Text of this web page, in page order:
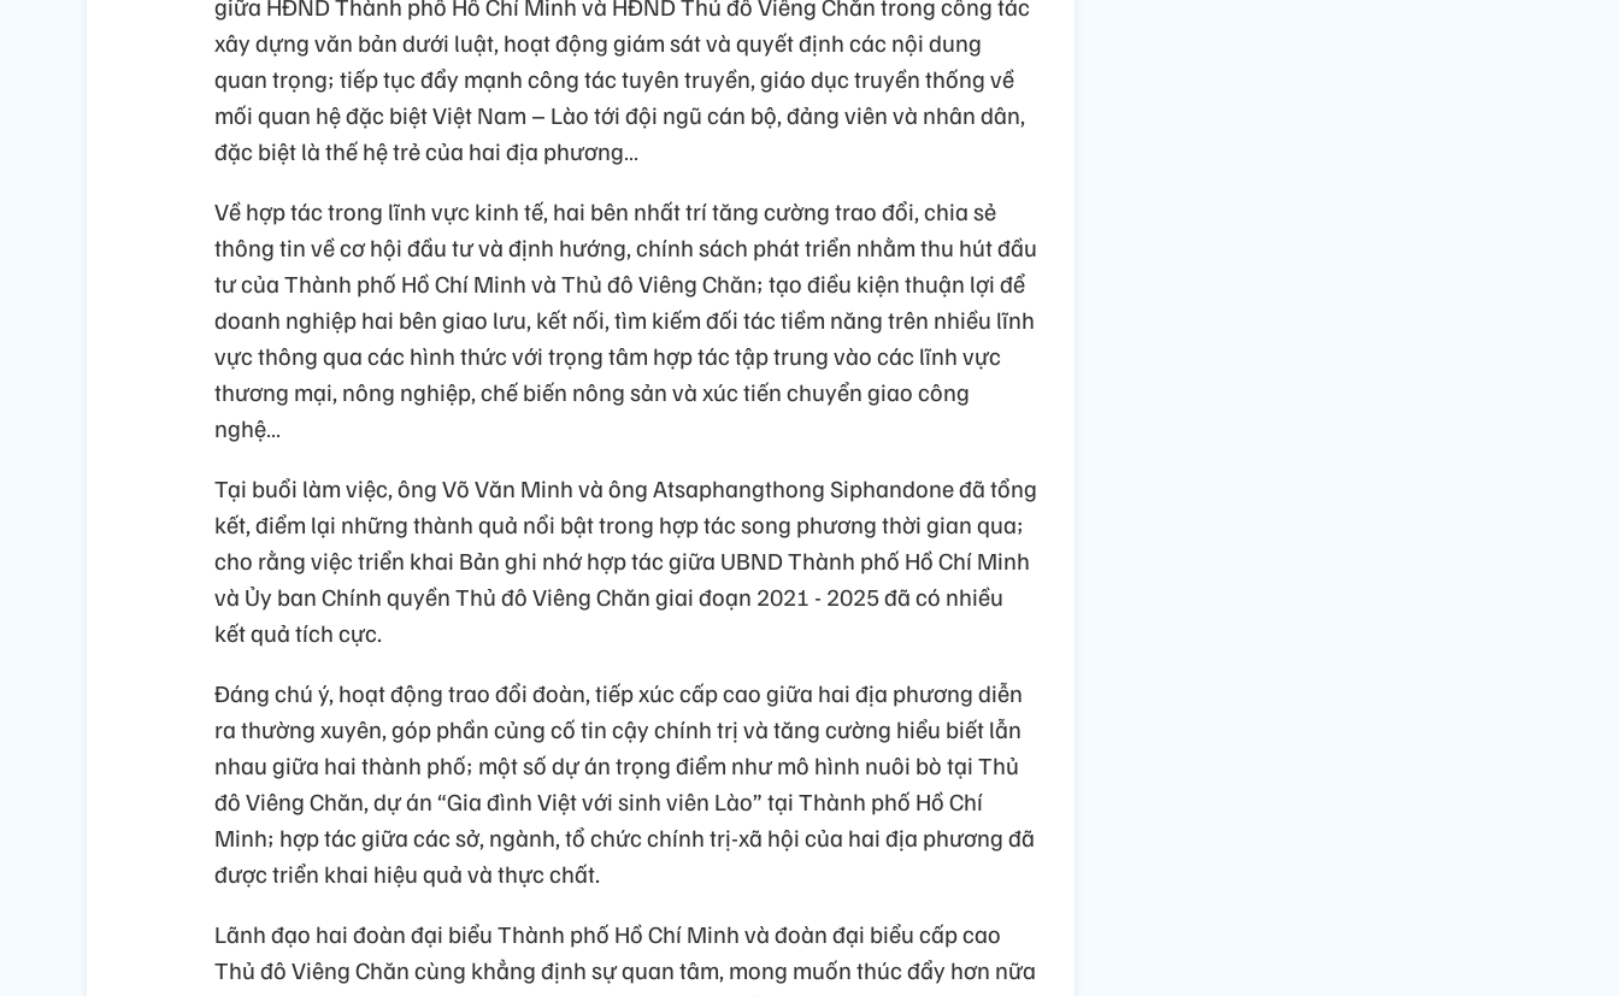
giữa HĐND Thành phố Hồ Chí Minh và HĐND Thủ đô Viêng Chăn trong công tác
xây dựng văn bản dưới luật, hoạt động giám sát và quyết định các nội dung
quan trọng; tiếp tục đẩy mạnh công tác tuyên truyền, giáo dục truyền thống về
mối quan hệ đặc biệt Việt Nam – Lào tới đội ngũ cán bộ, đảng viên và nhân dân,
đặc biệt là thế hệ trẻ của hai địa phương…
Về hợp tác trong lĩnh vực kinh tế, hai bên nhất trí tăng cường trao đổi, chia sẻ
thông tin về cơ hội đầu tư và định hướng, chính sách phát triển nhằm thu hút đầu
tư của Thành phố Hồ Chí Minh và Thủ đô Viêng Chăn; tạo điều kiện thuận lợi để
doanh nghiệp hai bên giao lưu, kết nối, tìm kiếm đối tác tiềm năng trên nhiều lĩnh
vực thông qua các hình thức với trọng tâm hợp tác tập trung vào các lĩnh vực
thương mại, nông nghiệp, chế biến nông sản và xúc tiến chuyển giao công
nghệ…
Tại buổi làm việc, ông Võ Văn Minh và ông Atsaphangthong Siphandone đã tổng
kết, điểm lại những thành quả nổi bật trong hợp tác song phương thời gian qua;
cho rằng việc triển khai Bản ghi nhớ hợp tác giữa UBND Thành phố Hồ Chí Minh
và Ủy ban Chính quyền Thủ đô Viêng Chăn giai đoạn 2021 - 2025 đã có nhiều
kết quả tích cực.
Đáng chú ý, hoạt động trao đổi đoàn, tiếp xúc cấp cao giữa hai địa phương diễn
ra thường xuyên, góp phần củng cố tin cậy chính trị và tăng cường hiểu biết lẫn
nhau giữa hai thành phố; một số dự án trọng điểm như mô hình nuôi bò tại Thủ
đô Viêng Chăn, dự án “Gia đình Việt với sinh viên Lào” tại Thành phố Hồ Chí
Minh; hợp tác giữa các sở, ngành, tổ chức chính trị-xã hội của hai địa phương đã
được triển khai hiệu quả và thực chất.
Lãnh đạo hai đoàn đại biểu Thành phố Hồ Chí Minh và đoàn đại biểu cấp cao
Thủ đô Viêng Chăn cùng khẳng định sự quan tâm, mong muốn thúc đẩy hơn nữa